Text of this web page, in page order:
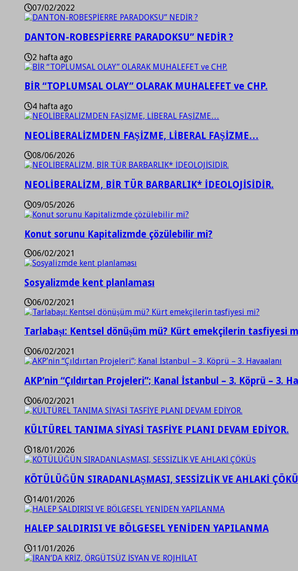
07/02/2022
DANTON-ROBESPİERRE PARADOKSU” NEDİR ?
2 hafta ago
BİR “TOPLUMSAL OLAY” OLARAK MUHALEFET ve CHP.
4 hafta ago
NEOLİBERALİZMDEN FAŞİZME, LİBERAL FAŞİZME…
08/06/2026
NEOLİBERALİZM, BİR TÜR BARBARLIK* İDEOLOJİSİDİR.
09/05/2026
Konut sorunu Kapitalizmde çözülebilir mi?
06/02/2021
Sosyalizmde kent planlaması
06/02/2021
Tarlabaşı: Kentsel dönüşüm mü? Kürt emekçilerin tasfiyesi
06/02/2021
AKP’nin “Çıldırtan Projeleri”; Kanal İstanbul – 3. Köprü – 3.
06/02/2021
KÜLTÜREL TANIMA SİYASİ TASFİYE PLANI DEVAM EDİYOR.
18/01/2026
KÖTÜLÜĞÜN SIRADANLAŞMASI, SESSİZLİK VE AHLAKİ
14/01/2026
HALEP SALDIRISI VE BÖLGESEL YENİDEN YAPILANMA
11/01/2026